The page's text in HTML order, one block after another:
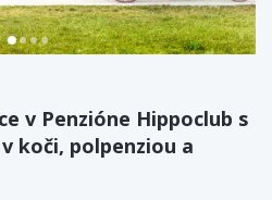
v Penzióne Hippoclub s
koči, polpenziou a